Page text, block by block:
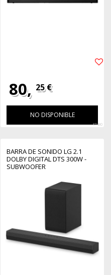
80, 25 €
NO DISPONIBLE
37480
BARRA DE SONIDO LG 2.1
DOLBY DIGITAL DTS 300W -
SUBWOOFER